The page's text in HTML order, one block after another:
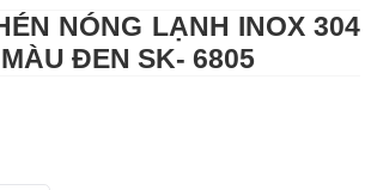
NÓNG LẠNH INOX 304
ĐEN SK- 6805